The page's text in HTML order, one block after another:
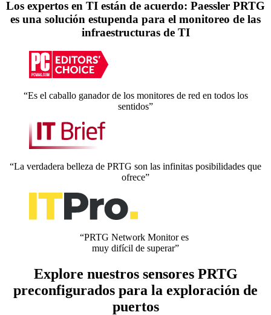
Los expertos en TI están de acuerdo: Paessler PRTG
es una solución estupenda para el monitoreo de las
infraestructuras de TI
“Es el caballo ganador de los monitores de red en todos los
sentidos”
“La verdadera belleza de PRTG son las infinitas posibilidades que
ofrece”
“PRTG Network Monitor es
muy difícil de superar”
Explore nuestros sensores PRTG
preconfigurados para la exploración de
puertos